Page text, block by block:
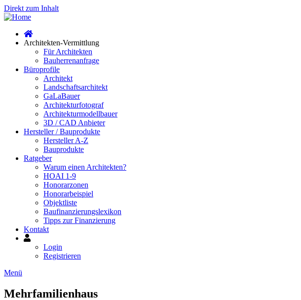
Direkt zum Inhalt
Architekten-Vermittlung
Für Architekten
Bauherrenanfrage
Büroprofile
Architekt
Landschaftsarchitekt
GaLaBauer
Architekturfotograf
Architekturmodellbauer
3D / CAD Anbieter
Hersteller / Bauprodukte
Hersteller A-Z
Bauprodukte
Ratgeber
Warum einen Architekten?
HOAI 1-9
Honorarzonen
Honorarbeispiel
Objektliste
Baufinanzierungslexikon
Tipps zur Finanzierung
Kontakt
Mein
KontoLogin
Registrieren
Menü
Mehrfamilienhaus